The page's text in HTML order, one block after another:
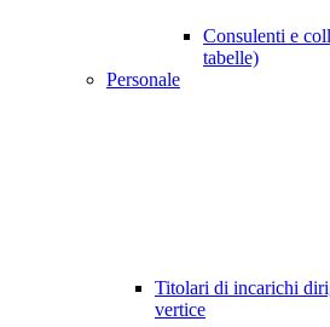
Consulenti e
tabelle)
Personale
Titolari di incarichi
vertice